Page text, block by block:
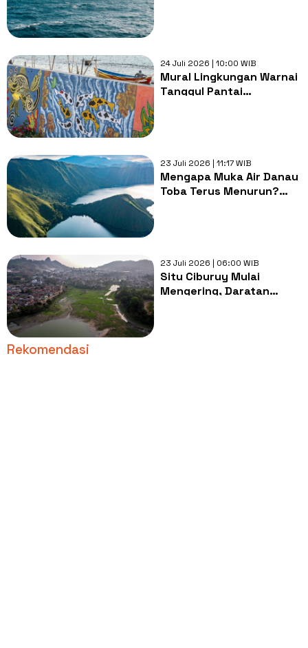
24 Juli 2026 | 10:00 WIB
Mural Lingkungan Warnai
Tanggul Pantai
23 Juli 2026 | 11:17 WIB
Mengapa Muka Air Danau
Toba Terus Menurun?
23 Juli 2026 | 06:00 WIB
Situ Ciburuy Mulai
Mengering, Daratan
Rekomendasi